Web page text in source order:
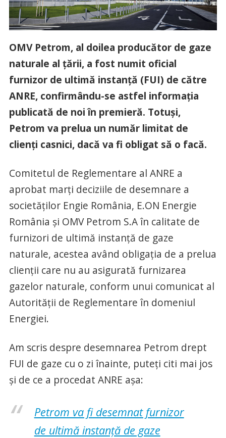
OMV Petrom, al doilea producător de gaze
naturale al țării, a fost numit oficial
furnizor de ultimă instanță (FUI) de către
ANRE, confirmându-se astfel informația
publicată de noi în premieră. Totuși,
Petrom va prelua un număr limitat de
clienți casnici, dacă va fi obligat să o facă.
Comitetul de Reglementare al ANRE a
aprobat marţi deciziile de desemnare a
societăţilor Engie România, E.ON Energie
România şi OMV Petrom S.A în calitate de
furnizori de ultimă instanţă de gaze
naturale, acestea având obligaţia de a prelua
clienţii care nu au asigurată furnizarea
gazelor naturale, conform unui comunicat al
Autorităţii de Reglementare în domeniul
Energiei.
Am scris despre desemnarea Petrom drept
FUI de gaze cu o zi înainte, puteți citi mai jos
și de ce a procedat ANRE așa:
Petrom va fi desemnat furnizor
de ultimă instanță de gaze